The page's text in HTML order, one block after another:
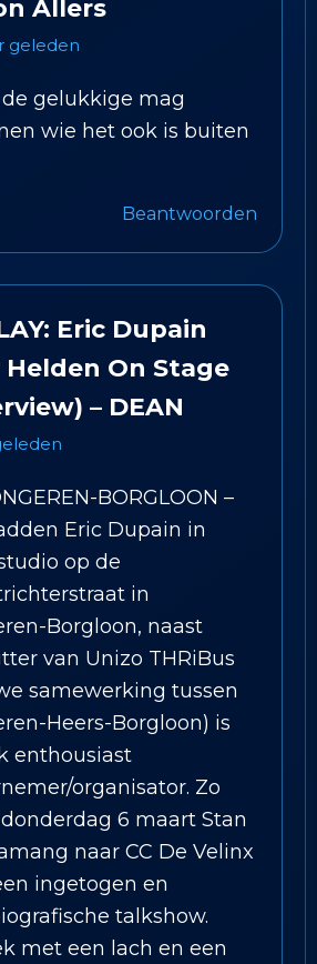
Allers
geleden
gelukkige mag
wie het ook is buiten
Beantwoorden
Eric Dupain
Helden On Stage
– DEAN
BORGLOON –
Eric Dupain in
op de
in
Borgloon, naast
van Unizo THRiBus
samewerking tussen
Heers-Borgloon) is
enthousiast
organisator. Zo
6 maart Stan
naar CC De Velinx
ingetogen en
talkshow.
met een lach en een